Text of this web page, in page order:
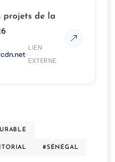
projets de la
•
LIEN
EXTERNE
#SÉNÉGAL